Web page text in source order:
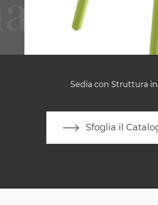
Sedia con Struttura
Sfoglia il